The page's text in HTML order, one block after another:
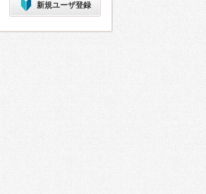
新規ユーザ登録